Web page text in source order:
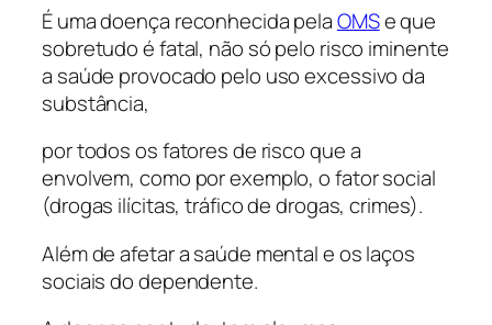
É uma doença reconhecida pelaOMSe que
sobretudo é fatal, não só pelo risco iminente
a saúde provocado pelo uso excessivo da
substância,
por todos os fatores de risco que a
envolvem, como por exemplo, o fator social
(drogas ilícitas, tráfico de drogas, crimes).
Além de afetar a saúde mental e os laços
sociais do dependente.